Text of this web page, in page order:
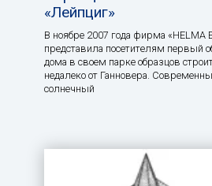
«Лейпциг»
В ноябре 2007 года фирма «HELMA
представила посетителям первый
дома в своем парке образцов
недалеко от Ганновера.
солнечный